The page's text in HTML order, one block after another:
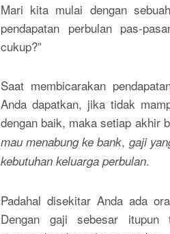
Mari kita mulai dengan
pendapatan perbulan pas-
cukup?”
Saat membicarakan
Anda dapatkan, jika tidak
dengan baik, maka setiap akhir
mau menabung ke bank, gaji
kebutuhan keluarga perbulan.
Padahal disekitar Anda ada
Dengan gaji sebesar